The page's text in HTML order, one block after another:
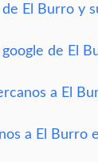
El Burro y
de El
a El
a El Burro